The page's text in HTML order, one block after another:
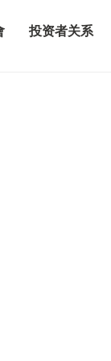
投资者关系